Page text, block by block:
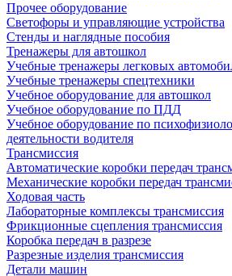
Прочее оборудование
Светофоры и управляющие устройства
Стенды и наглядные пособия
Тренажеры для автошкол
Учебные тренажеры легковых
Учебные тренажеры спецтехники
Учебное оборудование для автошкол
Учебное оборудование по ПДД
Учебное оборудование по
деятельности водителя
Трансмиссия
Автоматические коробки передач
Механические коробки передач
Ходовая часть
Лабораторные комплексы трансмиссия
Фрикционные сцепления трансмиссия
Коробка передач в разрезе
Разрезные изделия трансмиссия
Детали машин